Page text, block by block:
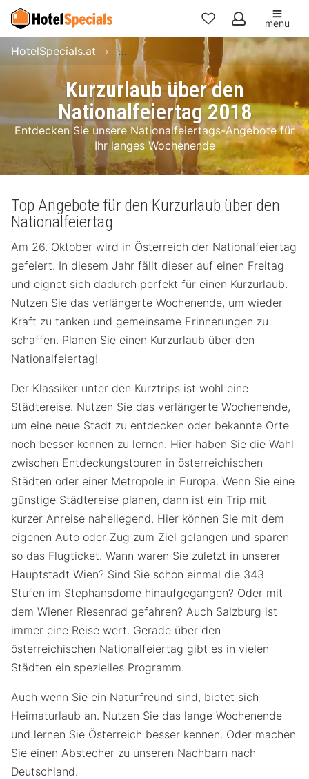
Meine
Favoriten
menu
Kurzurlaub über den
Nationalfeiertag 2018
Entdecken Sie unsere Nationalfeiertags-Angebote für
Ihr langes Wochenende
HotelSpecials.at Kurzurlaub über den
Top Angebote für den Kurzurlaub über den
Nationalfeiertag
Am 26. Oktober wird in Österreich der Nationalfeiertag
gefeiert. In diesem Jahr fällt dieser auf einen Freitag
und eignet sich dadurch perfekt für einen Kurzurlaub.
Nutzen Sie das verlängerte Wochenende, um wieder
Kraft zu tanken und gemeinsame Erinnerungen zu
schaffen. Planen Sie einen Kurzurlaub über den
Nationalfeiertag!
Der Klassiker unter den Kurztrips ist wohl eine
Städtereise. Nutzen Sie das verlängerte Wochenende,
um eine neue Stadt zu entdecken oder bekannte Orte
noch besser kennen zu lernen. Hier haben Sie die Wahl
zwischen Entdeckungstouren in österreichischen
Städten oder einer Metropole in Europa. Wenn Sie eine
günstige Städtereise planen, dann ist ein Trip mit
kurzer Anreise naheliegend. Hier können Sie mit dem
eigenen Auto oder Zug zum Ziel gelangen und sparen
so das Flugticket. Wann waren Sie zuletzt in unserer
Hauptstadt Wien? Sind Sie schon einmal die 343
Stufen im Stephansdome hinaufgegangen? Oder mit
dem Wiener Riesenrad gefahren? Auch Salzburg ist
immer eine Reise wert. Gerade über den
österreichischen Nationalfeiertag gibt es in vielen
Städten ein spezielles Programm.
Auch wenn Sie ein Naturfreund sind, bietet sich
Heimaturlaub an. Nutzen Sie das lange Wochenende
und lernen Sie Österreich besser kennen. Oder machen
Sie einen Abstecher zu unseren Nachbarn nach
Deutschland.